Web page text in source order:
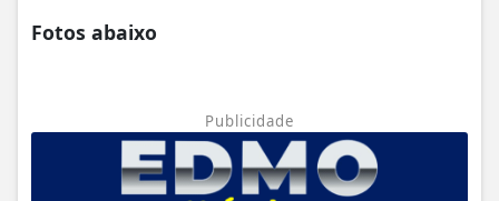
Fotos abaixo
Publicidade